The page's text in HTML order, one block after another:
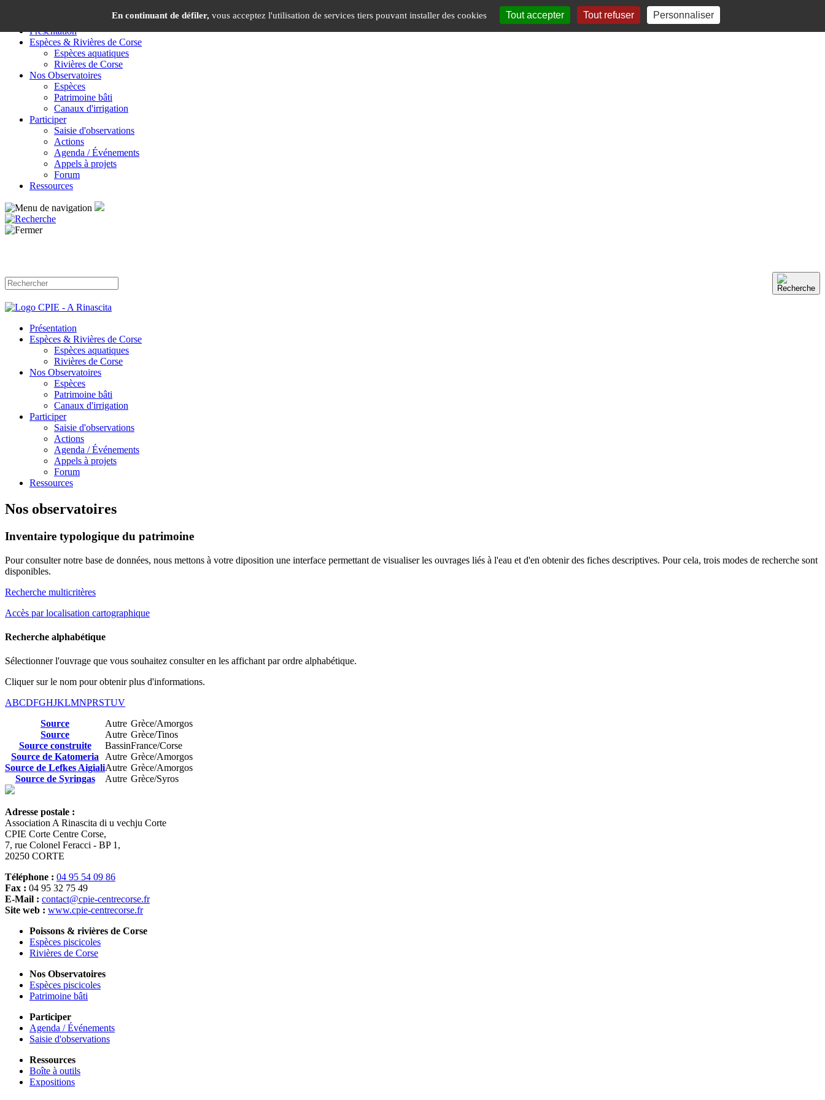
Présentation
Espèces & Rivières de Corse
Espèces aquatiques
Rivières de Corse
Nos Observatoires
Espèces
Patrimoine bâti
Canaux d'irrigation
Participer
Saisie d'observations
Actions
Agenda / Événements
Appels à projets
Forum
Ressources
Présentation
Espèces & Rivières de Corse
Espèces aquatiques
Rivières de Corse
Nos Observatoires
Espèces
Patrimoine bâti
Canaux d'irrigation
Participer
Saisie d'observations
Actions
Agenda / Événements
Appels à projets
Forum
Ressources
Nos observatoires
Inventaire typologique du patrimoine
Pour consulter notre base de données, nous mettons à votre diposition une interface permettant de visualiser les ouvrages liés à l'eau et d'en obtenir des fiches descriptives. Pour cela, trois modes de recherche sont
disponibles.
Recherche multicritères
Accès par localisation cartographique
Recherche alphabétique
Sélectionner l'ouvrage que vous souhaitez consulter en les affichant par ordre alphabétique.
Cliquer sur le nom pour obtenir plus d'informations.
ABCDFGHJKLMNPRSTUV
Source
Autre Grèce/Amorgos
Source
Autre Grèce/Tinos
Source construite
BassinFrance/Corse
Source de Katomeria
Autre Grèce/Amorgos
Source de Lefkes AigialiAutre Grèce/Amorgos
Source de Syringas
Autre Grèce/Syros
Adresse postale :
Association A Rinascita di u vechju Corte
CPIE Corte Centre Corse,
7, rue Colonel Feracci - BP 1,
20250 CORTE
Téléphone : 04 95 54 09 86
Fax : 04 95 32 75 49
E-Mail : contact@cpie-centrecorse.fr
Site web : www.cpie-centrecorse.fr
Poissons & rivières de Corse
Espèces piscicoles
Rivières de Corse
Nos Observatoires
Espèces piscicoles
Patrimoine bâti
Participer
Agenda / Événements
Saisie d'observations
Ressources
Boîte à outils
Expositions
En continuant de défiler, vous acceptez l'utilisation de services tiers pouvant installer des cookies Tout accepter Tout refuser Personnaliser